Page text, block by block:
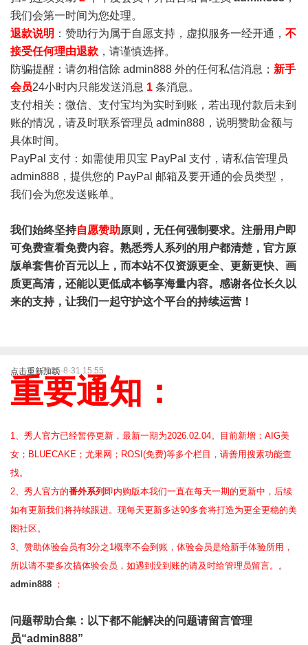
我们会第一时间为您处理。
退款说明 ：赞助行为属于自愿支持，虚拟服务一经开通， 不
接受任何理由退款 ，请谨慎选择。
防骗提醒：请勿相信除 admin888 外的任何私信消息； 新手
会员24小时内只能发送消息 1 条消息。
支付相关：微信、支付宝均为实时到账，若出现付款后未到
账的情况，请及时联系管理员 admin888，说明赞助金额与
具体时间。
PayPal 支付：如需使用贝宝 PayPal 支付，请私信管理员
admin888，提供您的 PayPal 邮箱及要开通的会员类型，
我们会为您发送账单。
我们始终坚持自愿赞助原则，无任何强制要求。注册用户即
可免费查看免费内容。熟悉秀人系列的用户都清楚，官方原
版单套售价百元以上，而本站不仅资源更全、更新更快、画
质更高清，还能以更低成本畅享海量内容。感谢各位长久以
来的支持，让我们一起守护这个平台的持续运营！
点击重新加载2025-8-31 15:55
重要通知：
1、秀人官方已经暂停更新，最新一期为2026.02.04。目前新增：AIG美
女；BLUECAKE；尤果网；ROSI(免费)等多个栏目，请善用搜素功能查
找。
2、 秀人官方的番外系列 即内购版本我们一直在每天一期的更新中，后续
如有更新我们将持续跟进。现每天更新多达90多套将打造为更全更稳的美
图社区。
3、赞助体验会员有3分之1概率不会到账，体验会员是给新手体验所用，
所以请不要多次搞体验会员，如遇到没到账的请及时给管理员留言。。
admin888 ；
问题帮助合集 ：以下都不能解决的问题请留言管理
员“admin888”